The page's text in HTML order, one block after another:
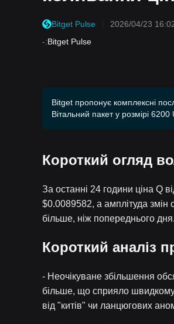
Bitget Pulse 2026/04/23
-:Bitget Pulse
Bitget пропонує комплексні
Вітальний пакет у розмірі
Короткий огляд
За останні 24 години ціна Q
$0.0089582, а амплітуда
більше, ніж попереднього дня.
Короткий аналіз
- Неочікуване збільшення
більше, що сприяло швидкому
від "китів" чи ланцюгових